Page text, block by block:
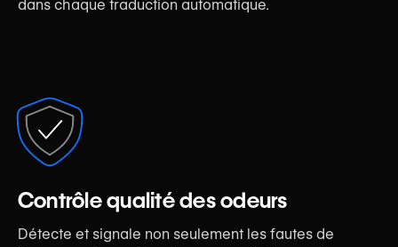
dans chaque traduction automatique.
Contrôle qualité des odeurs
Détecte et signale non seulement les fautes de